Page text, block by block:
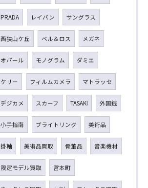
PRADA レイバン サングラス
西狭山ケ丘 ベル＆ロス メガネ
オパール モノグラム ダミエ
ケリー フィルムカメラ マトラッセ
デジカメ スカーフ TASAKI 外国銭
小手指南 ブライトリング 美術品
掛軸 美術品買取 骨董品 音楽機材
限定モデル買取 宮本町